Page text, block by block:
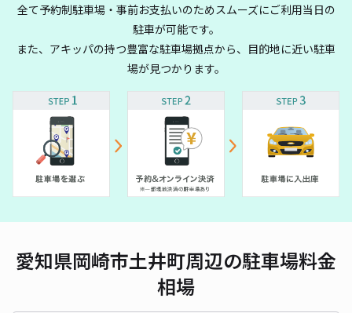
全て予約制駐車場・事前お支払いのためスムーズにご利用当日の
駐車が可能です。
また、アキッパの持つ豊富な駐車場拠点から、目的地に近い駐車
場が見つかります。
愛知県岡崎市土井町周辺の駐車場料金
相場